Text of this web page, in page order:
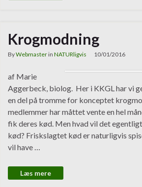
Krogmodning
ByWebmaster in NATURligvis 10/01/2016
af Marie
Aggerbeck, biolog. Her i KKGL har vi
en del på tromme for konceptet
medlemmer har måttet vente en hel
fik deres kød. Men hvad vil det
kød? Friskslagtet kød er naturligvis
vil have …
Læs mere